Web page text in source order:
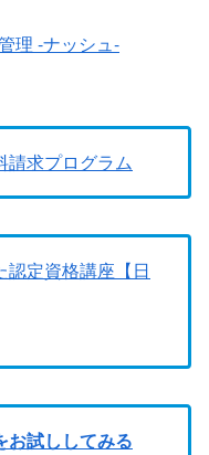
理 -ナッシュ-
請求プログラム
認定資格講座【日
お試ししてみる